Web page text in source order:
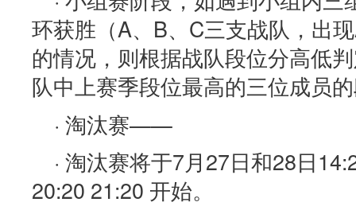
环获胜（A、B、C三支战队，出
的情况，则根据战队段位分高低
队中上赛季段位最高的三位成员
· 淘汰赛——
· 淘汰赛将于7月27日和28日
20:20 21:20 开始。